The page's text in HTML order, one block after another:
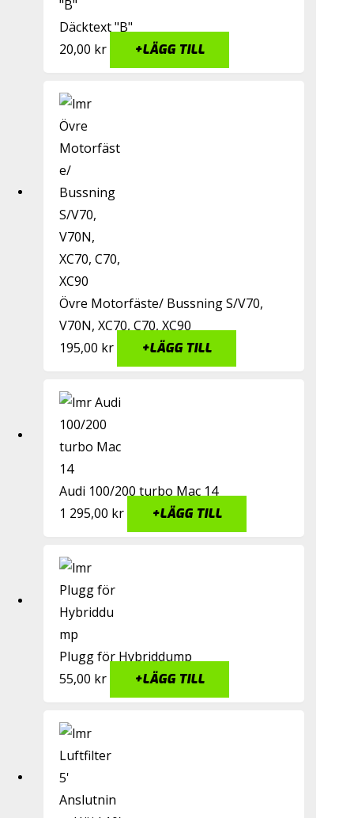
Däcktext "B"
20,00 kr +LÄGG TILL
Övre Motorfäste/ Bussning S/V70,
V70N, XC70, C70, XC90
195,00 kr +LÄGG TILL
Audi 100/200 turbo Mac 14
1 295,00 kr +LÄGG TILL
Plugg för Hybriddump
55,00 kr +LÄGG TILL